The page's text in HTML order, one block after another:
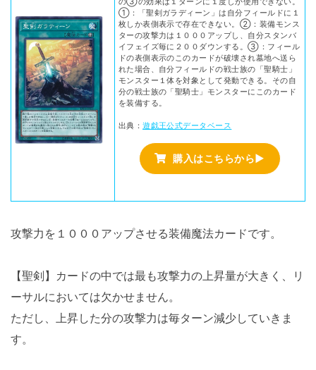
①：「聖剣ガラディーン」は自分フィールドに１
枚しか表側表示で存在できない。②：装備モンス
ターの攻撃力は１０００アップし、自分スタンバ
イフェイズ毎に２００ダウンする。③：フィール
ドの表側表示のこのカードが破壊され墓地へ送ら
れた場合、自分フィールドの戦士族の「聖騎士」
モンスター１体を対象として発動できる。その自
分の戦士族の「聖騎士」モンスターにこのカード
を装備する。
出典：遊戯王公式データベース
購入はこちらから▶
攻撃力を１０００アップさせる装備魔法カードです。
【聖剣】カードの中では最も攻撃力の上昇量が大きく、リ
ーサルにおいては欠かせません。
ただし、上昇した分の攻撃力は毎ターン減少していきま
す。